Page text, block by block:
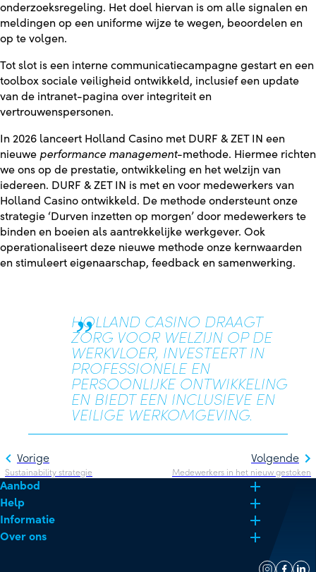
onderzoeksregeling. Het doel hiervan is om alle signalen en
meldingen op een uniforme wijze te wegen, beoordelen en
op te volgen.
Tot slot is een interne communicatiecampagne gestart en een
toolbox sociale veiligheid ontwikkeld, inclusief een update
van de intranet-pagina over integriteit en
vertrouwenspersonen.
In 2026 lanceert Holland Casino met DURF & ZET IN een
nieuwe performance management-methode. Hiermee richten
we ons op de prestatie, ontwikkeling en het welzijn van
iedereen. DURF & ZET IN is met en voor medewerkers van
Holland Casino ontwikkeld. De methode ondersteunt onze
strategie ‘Durven inzetten op morgen’ door medewerkers te
binden en boeien als aantrekkelijke werkgever. Ook
operationaliseert deze nieuwe methode onze kernwaarden
en stimuleert eigenaarschap, feedback en samenwerking.
HOLLAND CASINO DRAAGT
ZORG VOOR WELZIJN OP DE
WERKVLOER, INVESTEERT IN
PROFESSIONELE EN
PERSOONLIJKE ONTWIKKELING
EN BIEDT EEN INCLUSIEVE EN
VEILIGE WERKOMGEVING.
Volgende
Medewerkers in het nieuw gestoken
Vorige
Sustainability strategie
Aanbod
Help
Informatie
Over ons